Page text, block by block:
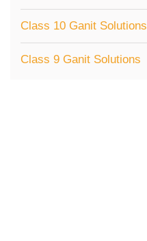
Class 10 Ganit Solutions
Class 9 Ganit Solutions